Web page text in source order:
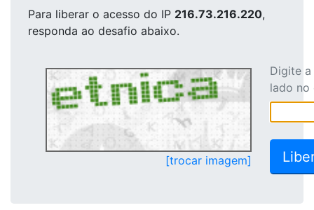
Para liberar o acesso do IP 216.73.216.220,
responda ao desafio abaixo.
[trocar imagem]
Digite
lado no